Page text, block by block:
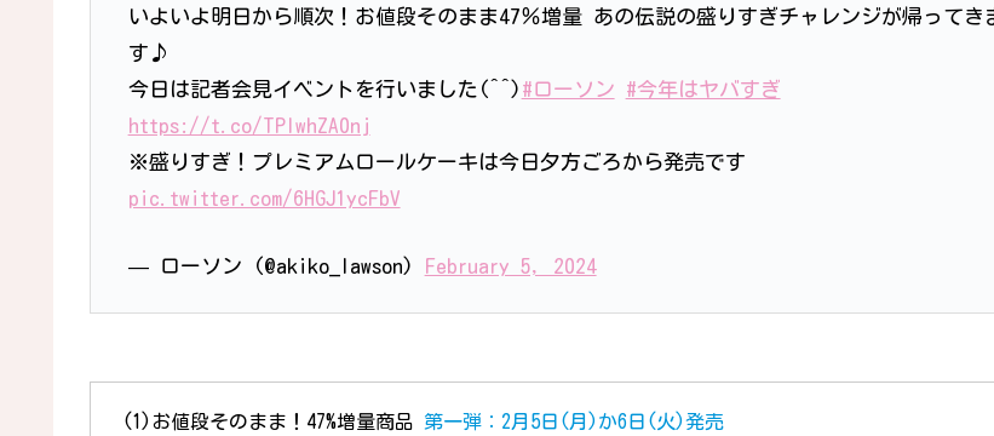
いよいよ明日から順次！お値段そのまま47％増量 あの伝説の盛りすぎチャレンジが帰ってき
す♪
今日は記者会見イベントを行いました(^^) #ローソン
#今年はヤバすぎ
https://t.co/TPlwhZA0nj
※盛りすぎ！プレミアムロールケーキは今日夕方ごろから発売です
pic.twitter.com/6HGJ1ycFbV
— ローソン (@akiko_lawson) February 5, 2024
(1)お値段そのまま！47%増量商品 第一弾：2月5日(月)か6日(火)発売